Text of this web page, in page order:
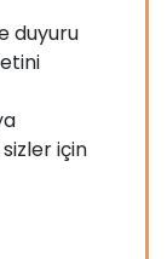
duyuru
için